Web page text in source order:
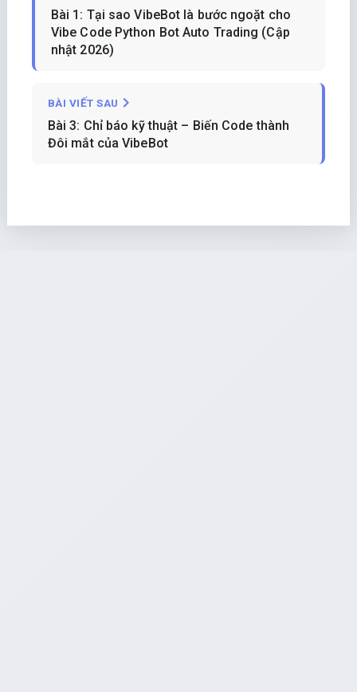
Bài 1: Tại sao VibeBot là bước ngoặt cho
Vibe Code Python Bot Auto Trading (Cập
nhật 2026)
BÀI VIẾT SAU
Bài 3: Chỉ báo kỹ thuật – Biến Code thành
Đôi mắt của VibeBot